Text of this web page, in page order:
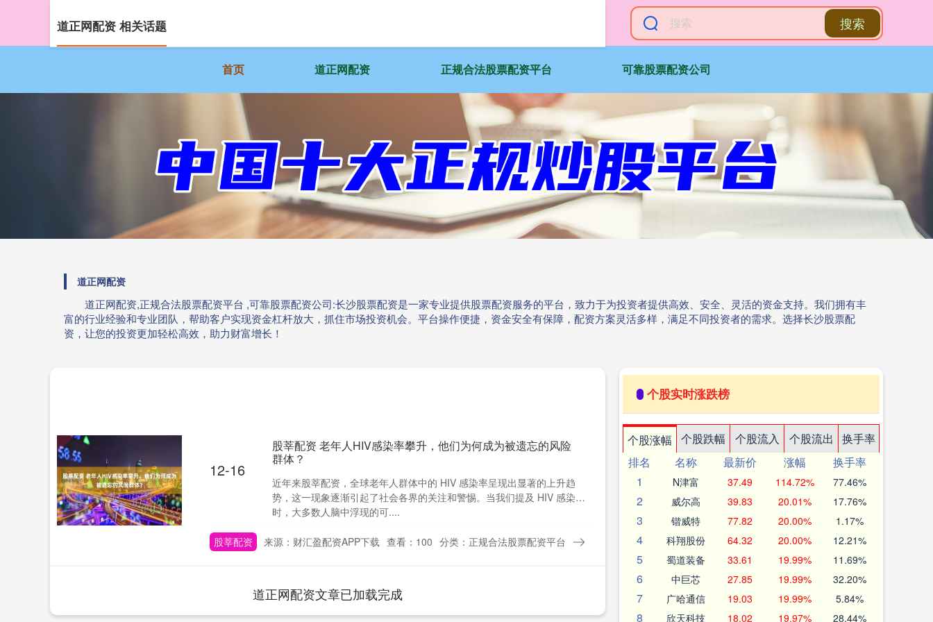
搜索
首页 道正网配资 正规合法股票配资平台 可靠股票配资公司
道正网配资
道正网配资,正规合法股票配资平台 ,可靠股票配资公司:长沙股票配资是一家专业提供股票配资服务的平台，致力于为投资者提供高效、安全、灵活的资金支持。我们拥有丰
富的行业经验和专业团队，帮助客户实现资金杠杆放大，抓住市场投资机会。平台操作便捷，资金安全有保障，配资方案灵活多样，满足不同投资者的需求。选择长沙股票配
资，让您的投资更加轻松高效，助力财富增长！
道正网配资 相关话题
12-16
股莘配资 老年人HIV感染率攀升，他们为何成为被遗忘的风险
群体？
近年来股莘配资，全球老年人群体中的 HIV 感染率呈现出显著的上升趋
势，这一现象逐渐引起了社会各界的关注和警惕。当我们提及 HIV 感染
时，大多数人脑中浮现的可....
股莘配资 来源：财汇盈配资APP下载 查看：100 分类：正规合法股票配资平台
道正网配资文章已加载完成
个股实时涨跌榜
个股涨幅 个股跌幅 个股流入 个股流出
换手率
排名
名称 最新价 涨幅
换手率
1
N津富 37.49 114.72% 77.46%
2 威尔高 39.83 20.01% 17.76%
3 锴威特 77.82 20.00% 1.17%
4 科翔股份 64.32 20.00% 12.21%
5 蜀道装备 33.61 19.99% 11.69%
6 中巨芯 27.85 19.99% 32.20%
7 广哈通信 19.03 19.99% 5.84%
8 欣天科技 18.02 19.97% 28.44%